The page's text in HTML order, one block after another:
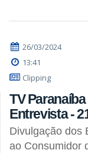
26/03/2024
13:41
Clipping
TV
Entrevista -
Divulgação dos
ao Consumidor